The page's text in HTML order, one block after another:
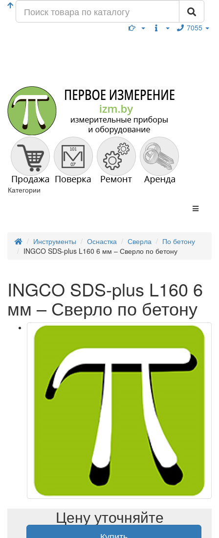
7055
Категории
Инструменты Оснастка Сверла
По бетону
INGCO SDS-plus L160 6 мм – Сверло по бетону
INGCO SDS-plus L160 6
мм – Сверло по бетону
Цену уточняйте